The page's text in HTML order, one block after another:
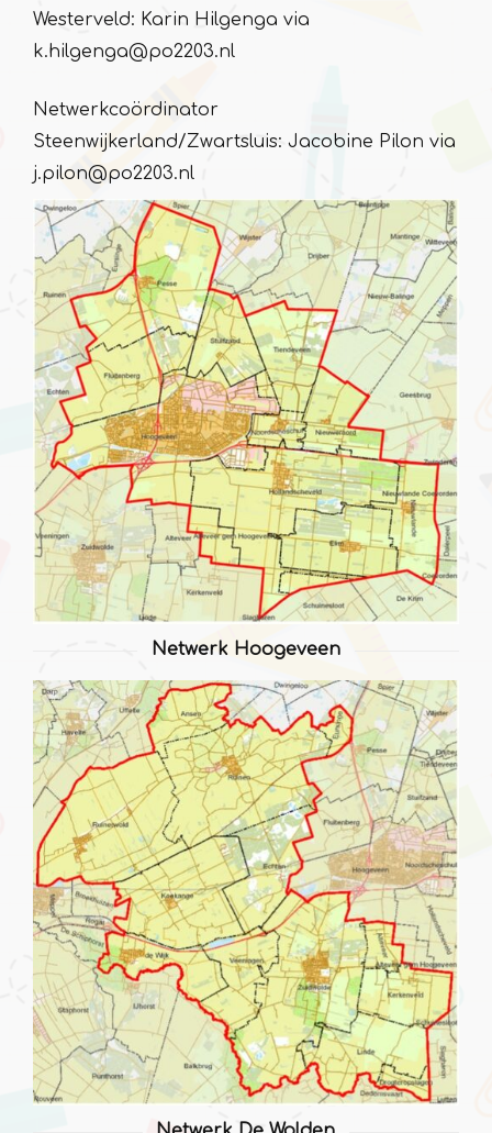
Westerveld: Karin Hilgenga via
k.hilgenga@po2203.nl
Netwerkcoördinator
Steenwijkerland/Zwartsluis: Jacobine Pilon via
j.pilon@po2203.nl
Netwerk Hoogeveen